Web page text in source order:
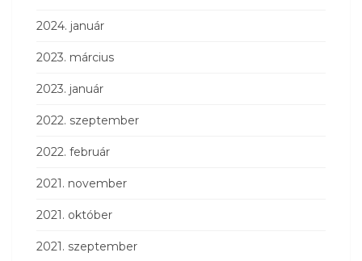
2024. január
2023. március
2023. január
2022. szeptember
2022. február
2021. november
2021. október
2021. szeptember